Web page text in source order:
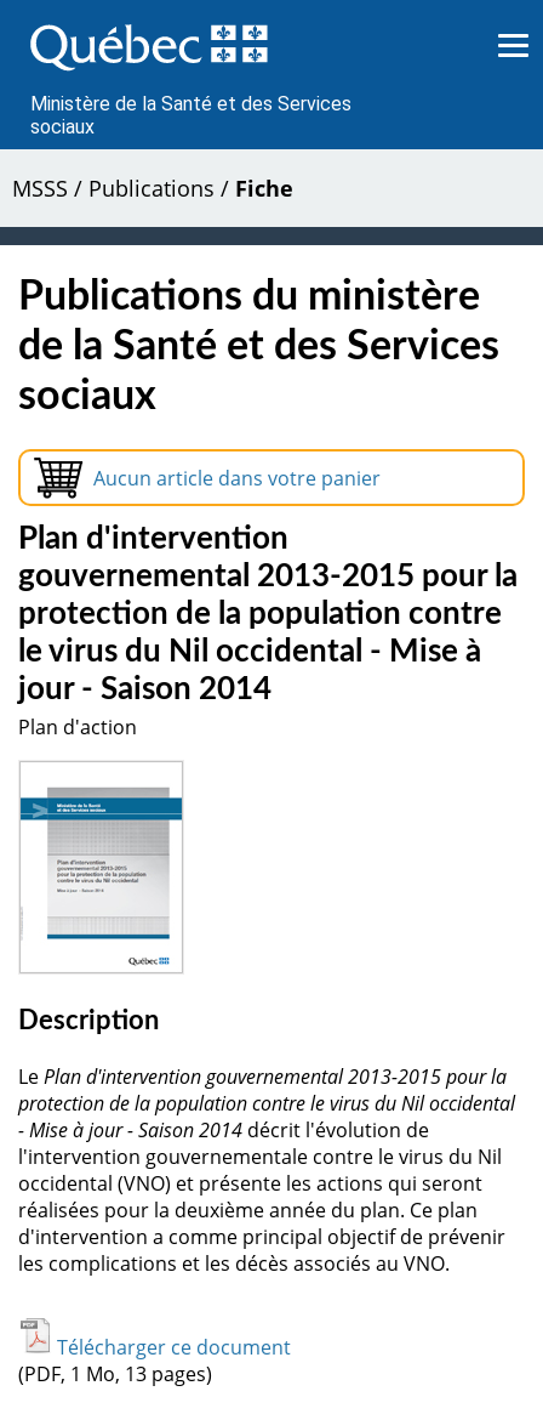
au
contenu
Ministère de la Santé et des Services
sociaux
MSSS / Publications / Fiche
Publications du ministère
de la Santé et des Services
sociaux
Aucun article dans votre panier
Plan d'intervention
gouvernemental 2013-2015 pour la
protection de la population contre
le virus du Nil occidental - Mise à
jour - Saison 2014
Plan d'action
Description
LePlan d'intervention gouvernemental 2013-2015 pour la
protection de la population contre le virus du Nil occidental
- Mise à jour - Saison 2014 décrit l'évolution de
l'intervention gouvernementale contre le virus du Nil
occidental (VNO) et présente les actions qui seront
réalisées pour la deuxième année du plan. Ce plan
d'intervention a comme principal objectif de prévenir
les complications et les décès associés au VNO.
Télécharger ce document
(PDF, 1 Mo, 13 pages)